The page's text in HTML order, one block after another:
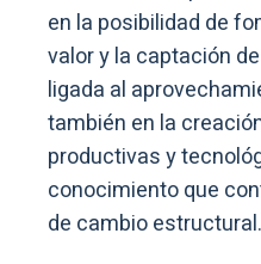
en la posibilidad de
valor y la captación
ligada al
también en la
productivas y
conocimiento que
de cambio estructural.